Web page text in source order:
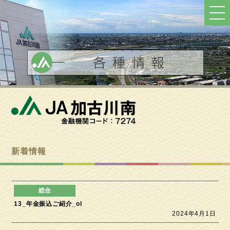
新着情報
13_年金振込ご紹介_ol
2024年4月1日